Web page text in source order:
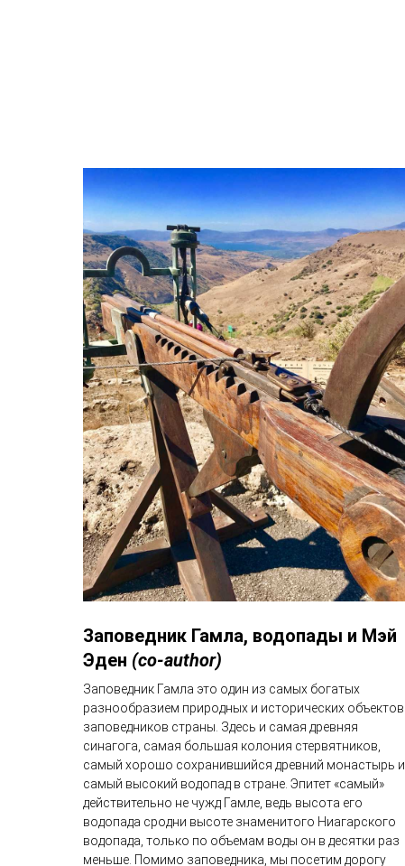
Заповедник Гамла, водопады и Мэй
Эден (co-author)
Заповедник Гамла это один из самых богатых
разнообразием природных и исторических объектов
заповедников страны. Здесь и самая древняя
синагога, самая большая колония стервятников,
самый хорошо сохранившийся древний монастырь и
самый высокий водопад в стране. Эпитет «самый»
действительно не чужд Гамле, ведь высота его
водопада сродни высоте знаменитого Ниагарского
водопада, только по объемам воды он в десятки раз
меньше. Помимо заповедника, мы посетим дорогу